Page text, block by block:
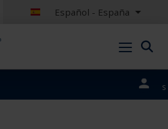
Español - España
portales